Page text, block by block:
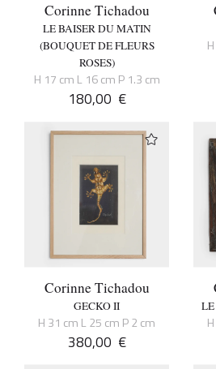
Corinne Tichadou
LE BAISER DU MATIN
(BOUQUET DE FLEURS
ROSES)
H 17 cm L 16 cm P 1.3 cm
180,00 €
Corinne Tichadou
GECKO II
H 31 cm L 25 cm P 2 cm
380,00 €